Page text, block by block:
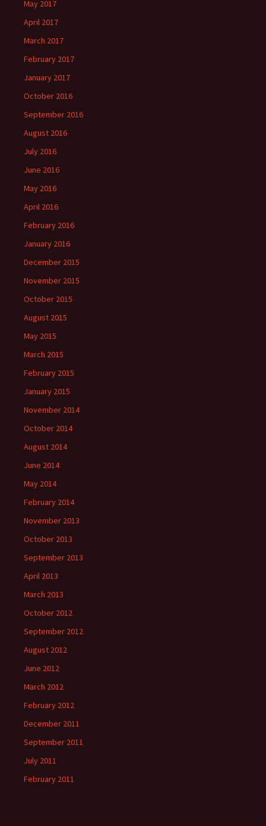
May 2017
April 2017
March 2017
February 2017
January 2017
October 2016
September 2016
August 2016
July 2016
June 2016
May 2016
April 2016
February 2016
January 2016
December 2015
November 2015
October 2015
August 2015
May 2015
March 2015
February 2015
January 2015
November 2014
October 2014
August 2014
June 2014
May 2014
February 2014
November 2013
October 2013
September 2013
April 2013
March 2013
October 2012
September 2012
August 2012
June 2012
March 2012
February 2012
December 2011
September 2011
July 2011
February 2011